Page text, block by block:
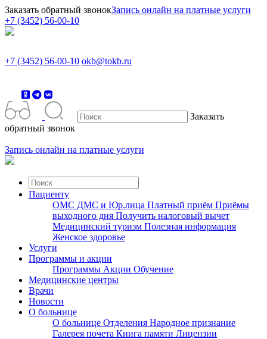
Заказать обратный звонокЗапись онлайн на платные услуги
+7 (3452) 56-00-10
+7 (3452) 56-00-10 okb@tokb.ru
Заказать
обратный звонок
Запись онлайн на платные услуги
Пациенту
ОМС ДМС и Юр.лица Платный приём Приёмы
выходного дня Получить налоговый вычет
Медицинский туризм Полезная информация
Женское здоровье
Услуги
Программы и акции
Программы Акции Обучение
Медицинские центры
Врачи
Новости
О больнице
О больнице Отделения Народное признание
Галерея почета Книга памяти Лицензии